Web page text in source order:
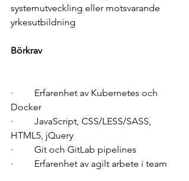
systemutveckling eller motsvarande
yrkesutbildning
Börkrav
·         Erfarenhet av Kubernetes och
Docker
·         JavaScript, CSS/LESS/SASS,
HTML5, jQuery
·         Git och GitLab pipelines
·         Erfarenhet av agilt arbete i team